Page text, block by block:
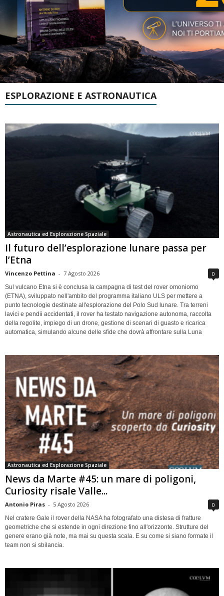
ESPLORAZIONE E ASTRONAUTICA
Astronautica ed Esplorazione Spaziale
Il futuro dell’esplorazione lunare passa per
l’Etna
Vincenzo Pettina - 7 Agosto 2026 0
Sul vulcano Etna si è conclusa la campagna di test del rover omoniomo
(ETNA), sviluppato nell'ambito del programma italiano ULS per mettere a
punto tecnologie destinate all'esplorazione del Polo Sud lunare. Tra terreni
lavici e pendii accidentati, il rover ha testato navigazione autonoma, raccolta
della regolite, impiego di un drone, gestione di scenari di guasto e ricarica
automatica, simulando alcune delle sfide che dovrà affrontare sulla Luna
Astronautica ed Esplorazione Spaziale
News da Marte #45: un mare di poligoni,
Curiosity risale Valle...
Antonio Piras - 5 Agosto 2026 0
Nel cratere Gale il rover della NASA ha fotografato una distesa di fratture
geometriche che si estende in ogni direzione fino all'orizzonte. Strutture del
genere erano già note, ma mai su questa scala. E su come si siano formate il
team non si sbilancia.